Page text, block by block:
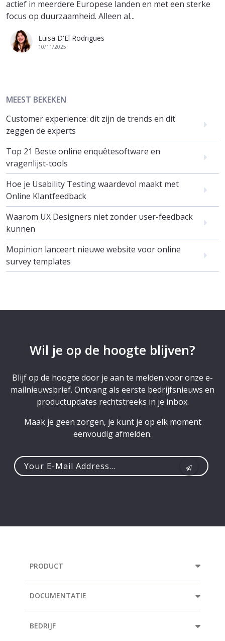
actief in meerdere Europese landen en met een sterke
focus op duurzaamheid. Alleen al...
Luisa D'El Rodrigues
10/11/2025
MEEST BEKEKEN
Customer experience: dit zijn de trends en dit
zeggen de experts
Top 21 Beste online enquêtesoftware en
vragenlijst-tools
Hoe je Usability Testing waardevol maakt met
Online Klantfeedback
Waarom UX Designers niet zonder user-feedback
kunnen
Mopinion lanceert nieuwe website voor online
survey templates
Wil je op de hoogte blijven?
Blijf op de hoogte door je aan te melden voor onze e-
mailnieuwsbrief. Ontvang als eerste bedrijfsnieuws en
productupdates rechtstreeks in je inbox.
Maak je geen zorgen, je kunt je op elk moment
eenvoudig afmelden.
PRODUCT
DOCUMENTATIE
BEDRIJF